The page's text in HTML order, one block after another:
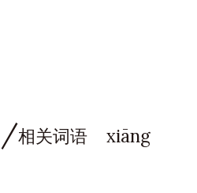
/相关词语 xiāng